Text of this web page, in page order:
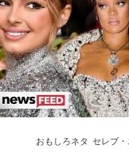
おもしろネタ セレブ・